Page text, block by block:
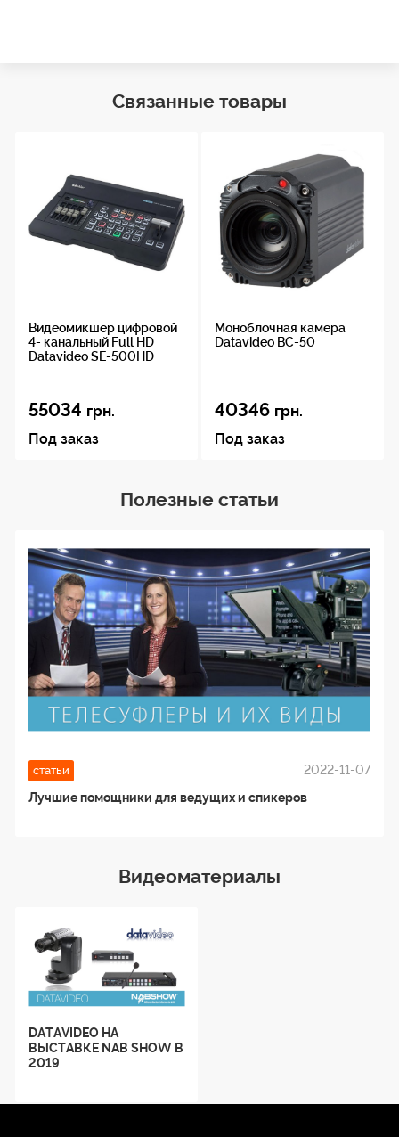
Связанные товары
Видеомикшер цифровой
4- канальный Full HD
Datavideo SE-500HD
55034 грн.
Под заказ
Моноблочная камера
Datavideo BC-50
40346 грн.
Под заказ
Полезные статьи
статьи
2022-11-07
Лучшие помощники для ведущих и спикеров
Видеоматериалы
DATAVIDEO НА
ВЫСТАВКЕ NAB SHOW В
2019